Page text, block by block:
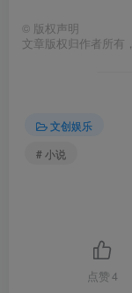
© 版权声明
文章版权归作者所有
文创娱乐
# 小说
点赞 4